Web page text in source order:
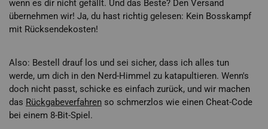
wenn es dir nicht gefällt. Und das Beste? Den Versand
übernehmen wir! Ja, du hast richtig gelesen: Kein Bosskampf
mit Rücksendekosten!
Also: Bestell drauf los und sei sicher, dass ich alles tun
werde, um dich in den Nerd-Himmel zu katapultieren. Wenn's
doch nicht passt, schicke es einfach zurück, und wir machen
das Rückgabeverfahren so schmerzlos wie einen Cheat-Code
bei einem 8-Bit-Spiel.